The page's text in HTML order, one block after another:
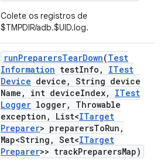
Colete os registros de
$TMPDIR/adb.$UID.log.
runPreparersTearDown(Test
Information testInfo ,
ITest
Device device , String device
Name , int deviceIndex,
ITest
Logger logger,
Throwable
exception , List<ITarget
Preparer> preparersToRun ,
Map<String , Set<ITarget
Preparer>> trackPreparersMap)